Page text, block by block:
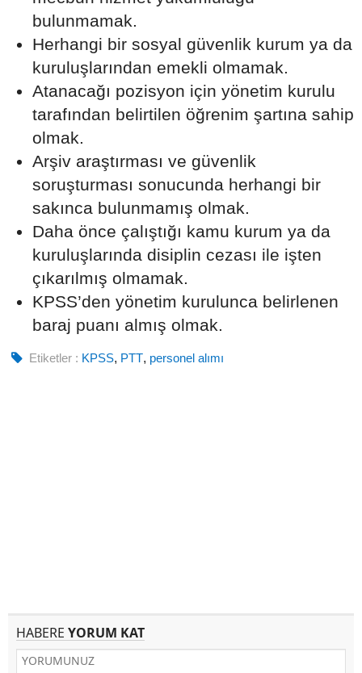
bulunmamak.
Herhangi bir sosyal güvenlik kurum ya da
kuruluşlarından emekli olmamak.
Atanacağı pozisyon için yönetim kurulu
tarafından belirtilen öğrenim şartına sahip
olmak.
Arşiv araştırması ve güvenlik
soruşturması sonucunda herhangi bir
sakınca bulunmamış olmak.
Daha önce çalıştığı kamu kurum ya da
kuruluşlarında disiplin cezası ile işten
çıkarılmış olmamak.
KPSS’den yönetim kurulunca belirlenen
baraj puanı almış olmak.
Etiketler : KPSS, PTT, personel alımı
HABERE YORUM KAT